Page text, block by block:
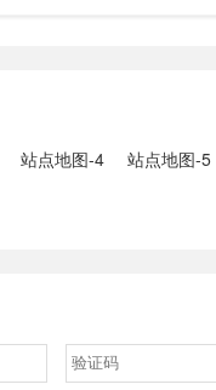
站点地图-4 站点地图-5